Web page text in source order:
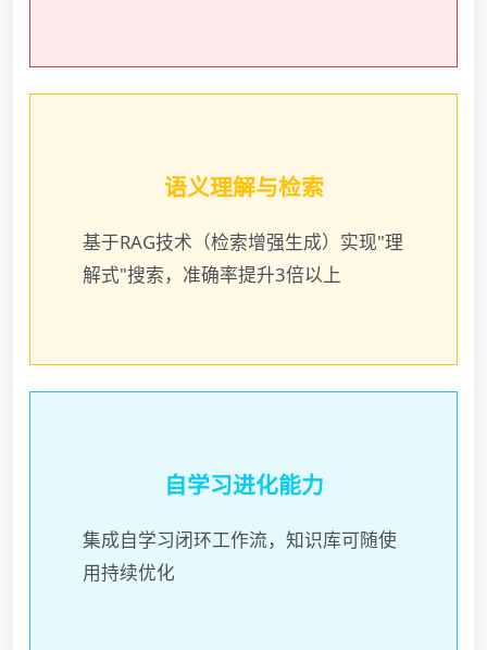
语义理解与检索
基于RAG技术（检索增强生成）实现"理
解式"搜索，准确率提升3倍以上
自学习进化能力
集成自学习闭环工作流，知识库可随使
用持续优化